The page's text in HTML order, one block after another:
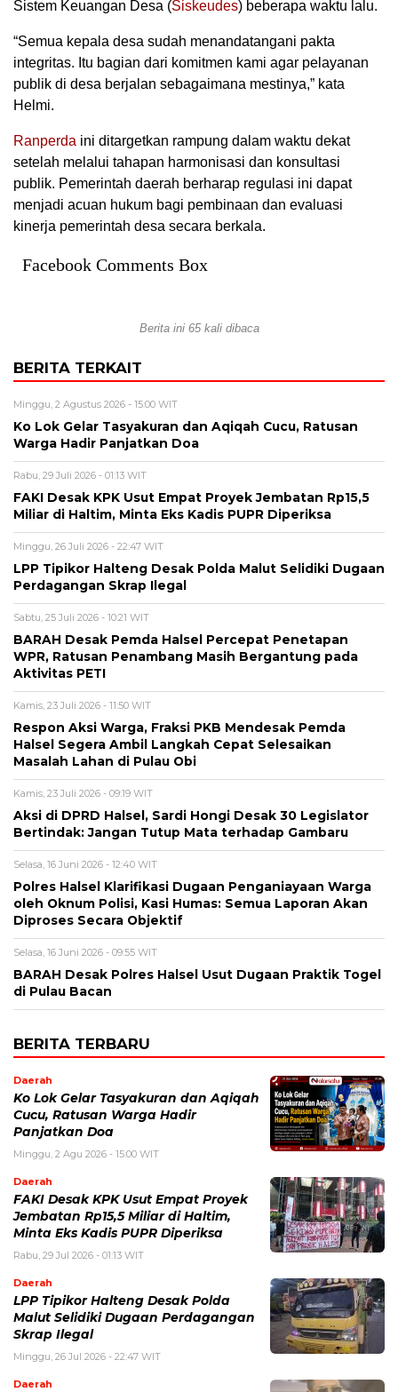
Sistem Keuangan Desa (Siskeudes) beberapa waktu lalu.
“Semua kepala desa sudah menandatangani pakta
integritas. Itu bagian dari komitmen kami agar pelayanan
publik di desa berjalan sebagaimana mestinya,” kata
Helmi.
Ranperda ini ditargetkan rampung dalam waktu dekat
setelah melalui tahapan harmonisasi dan konsultasi
publik. Pemerintah daerah berharap regulasi ini dapat
menjadi acuan hukum bagi pembinaan dan evaluasi
kinerja pemerintah desa secara berkala.
Facebook Comments Box
Berita ini 65 kali dibaca
BERITA TERKAIT
Minggu, 2 Agustus 2026 - 15:00 WIT
Ko Lok Gelar Tasyakuran dan Aqiqah Cucu, Ratusan
Warga Hadir Panjatkan Doa
Rabu, 29 Juli 2026 - 01:13 WIT
FAKI Desak KPK Usut Empat Proyek Jembatan Rp15,5
Miliar di Haltim, Minta Eks Kadis PUPR Diperiksa
Minggu, 26 Juli 2026 - 22:47 WIT
LPP Tipikor Halteng Desak Polda Malut Selidiki Dugaan
Perdagangan Skrap Ilegal
Sabtu, 25 Juli 2026 - 10:21 WIT
BARAH Desak Pemda Halsel Percepat Penetapan
WPR, Ratusan Penambang Masih Bergantung pada
Aktivitas PETI
Kamis, 23 Juli 2026 - 11:50 WIT
Respon Aksi Warga, Fraksi PKB Mendesak Pemda
Halsel Segera Ambil Langkah Cepat Selesaikan
Masalah Lahan di Pulau Obi
Kamis, 23 Juli 2026 - 09:19 WIT
Aksi di DPRD Halsel, Sardi Hongi Desak 30 Legislator
Bertindak: Jangan Tutup Mata terhadap Gambaru
Selasa, 16 Juni 2026 - 12:40 WIT
Polres Halsel Klarifikasi Dugaan Penganiayaan Warga
oleh Oknum Polisi, Kasi Humas: Semua Laporan Akan
Diproses Secara Objektif
Selasa, 16 Juni 2026 - 09:55 WIT
BARAH Desak Polres Halsel Usut Dugaan Praktik Togel
di Pulau Bacan
BERITA TERBARU
Daerah
Ko Lok Gelar Tasyakuran dan Aqiqah
Cucu, Ratusan Warga Hadir
Panjatkan Doa
Minggu, 2 Agu 2026 - 15:00 WIT
Daerah
FAKI Desak KPK Usut Empat Proyek
Jembatan Rp15,5 Miliar di Haltim,
Minta Eks Kadis PUPR Diperiksa
Rabu, 29 Jul 2026 - 01:13 WIT
Daerah
LPP Tipikor Halteng Desak Polda
Malut Selidiki Dugaan Perdagangan
Skrap Ilegal
Minggu, 26 Jul 2026 - 22:47 WIT
Daerah